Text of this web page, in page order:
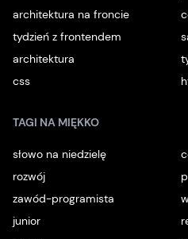
architektura na froncie
tydzień z frontendem
architektura
css
TAGI NA MIĘKKO
słowo na niedzielę
rozwój
zawód-programista
junior